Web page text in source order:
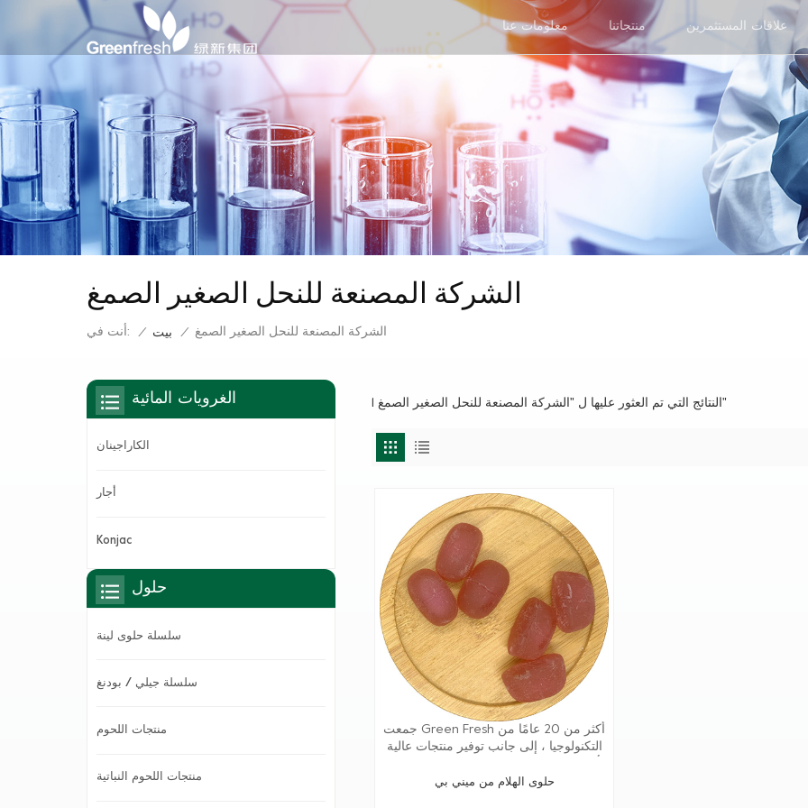
معلومات عنا منتجاتنا علاقات المستثمرين
الشركة المصنعة للنحل الصغير الصمغ
أنت في: / بيت / الشركة المصنعة للنحل الصغير الصمغ
1 النتائج التي تم العثور عليها ل "الشركة المصنعة للنحل الصغير الصمغ"
جمعت Green Fresh أكثر من 20 عامًا من
التكنولوجيا ، إلى جانب توفير منتجات عالية
الدعم الفني في الموقع لعملائنا ، من
حلوى الهلام من ميني بي
الغرويات المائية
الكاراجينان
أجار
Konjac
حلول
سلسلة حلوى لينة
سلسلة جيلي / بودنغ
منتجات اللحوم
منتجات اللحوم النباتية